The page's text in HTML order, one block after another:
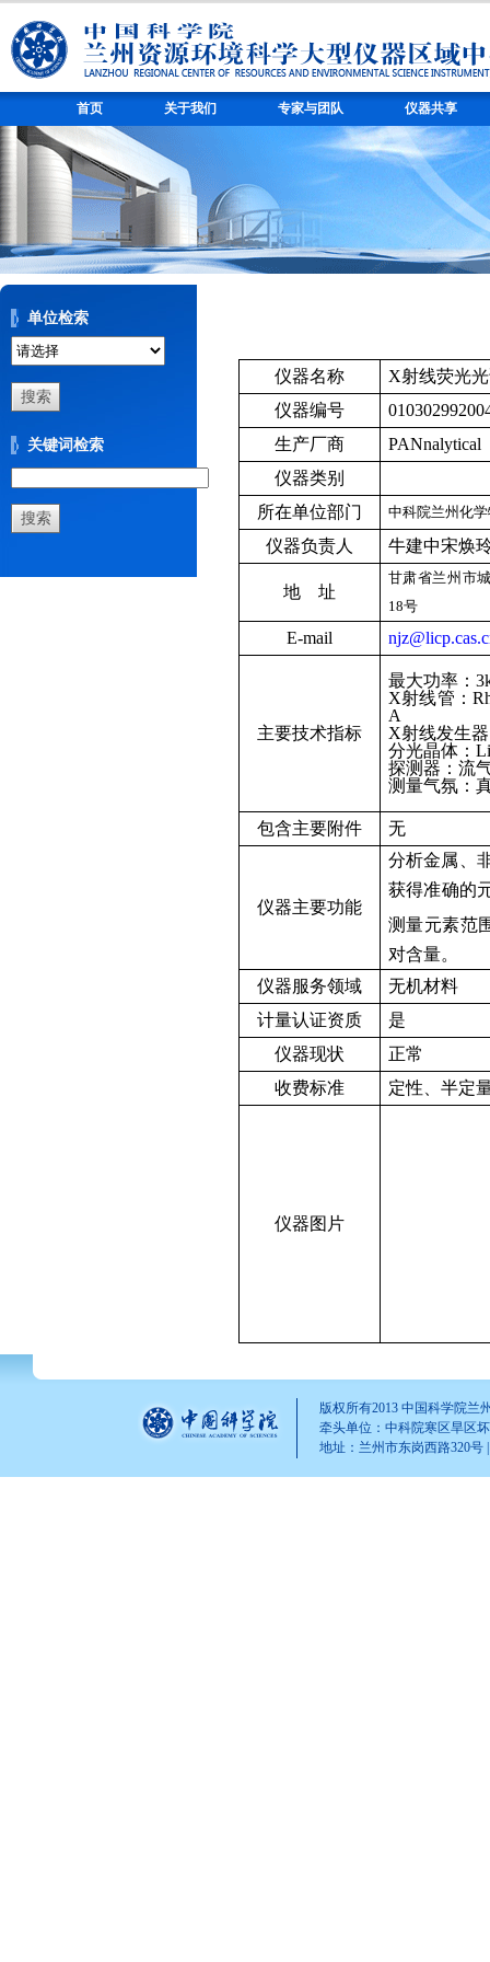
首页 关于我们 专家与团队 仪器共享
单位检索
关键词检索
仪器名称 X射线荧光
仪器编号
生产厂商
PANnalytical
仪器类别
所在单位部门
中科院兰州化
仪器负责人 牛建中宋焕
地 址
甘肃省兰州市
18号
E-mail
主要技术指标
最大功率：
X射线管：
A
X射线发生
分光晶体：
探测器：流
测量气氛：
包含主要附件 无
仪器主要功能
分析金属、
获得准确的
测量元素范
对含量。
仪器服务领域
无机材料
计量认证资质
是
仪器现状
正常
收费标准
定性、半定
仪器图片
版权所有2013 中国科学院兰
牵头单位：中科院寒区旱区
地址：兰州市东岗西路320号 |